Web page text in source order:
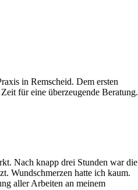
in Remscheid. Dem ersten
für eine überzeugende Beratung.
Nach knapp drei Stunden war die
Wundschmerzen hatte ich kaum.
aller Arbeiten an meinem